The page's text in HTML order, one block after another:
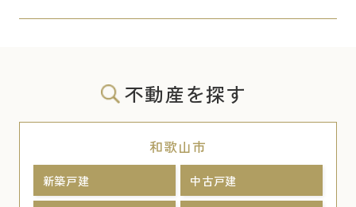
不動産を探す
和歌山市
新築戸建 中古戸建